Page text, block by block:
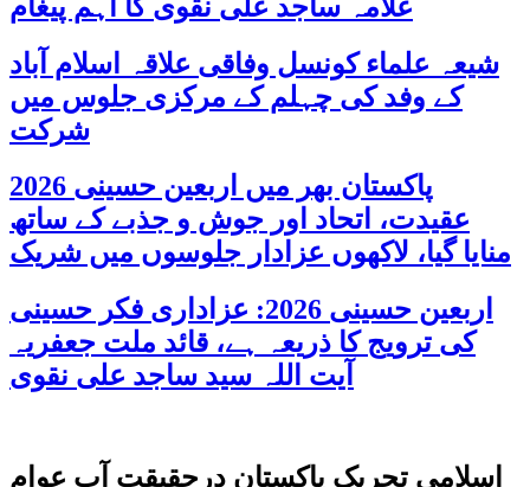
علامہ ساجد علی نقوی کا اہم پیغام
شیعہ علماء کونسل وفاقی علاقہ اسلام آباد
کے وفد کی چہلم کے مرکزی جلوس میں
شرکت
پاکستان بھر میں اربعین حسینی 2026
عقیدت، اتحاد اور جوش و جذبے کے ساتھ
منایا گیا، لاکھوں عزادار جلوسوں میں شریک
اربعین حسینی 2026: عزاداری فکر حسینی
کی ترویج کا ذریعہ ہے، قائد ملت جعفریہ
آیت اللہ سید ساجد علی نقوی
اسلامی تحریک پاکستان درحقیقت آپ عوام